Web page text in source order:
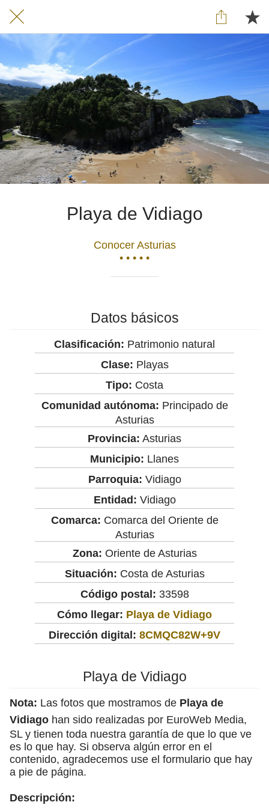
Playa de Vidiago
Conocer Asturias
• • • • •
Datos básicos
Clasificación: Patrimonio natural
Clase: Playas
Tipo: Costa
Comunidad autónoma: Principado de
Asturias
Provincia: Asturias
Municipio: Llanes
Parroquia: Vidiago
Entidad: Vidiago
Comarca: Comarca del Oriente de
Asturias
Zona: Oriente de Asturias
Situación: Costa de Asturias
Código postal: 33598
Cómo llegar: Playa de Vidiago
Dirección digital: 8CMQC82W+9V
Playa de Vidiago
Nota: Las fotos que mostramos de Playa de
Vidiago han sido realizadas por EuroWeb Media,
SL y tienen toda nuestra garantía de que lo que ve
es lo que hay. Si observa algún error en el
contenido, agradecemos use el formulario que hay
a pie de página.
Descripción: